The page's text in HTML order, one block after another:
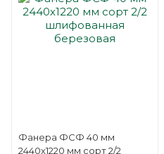
Фанера ФСФ 40 мм
2440х1220 мм сорт 2/2